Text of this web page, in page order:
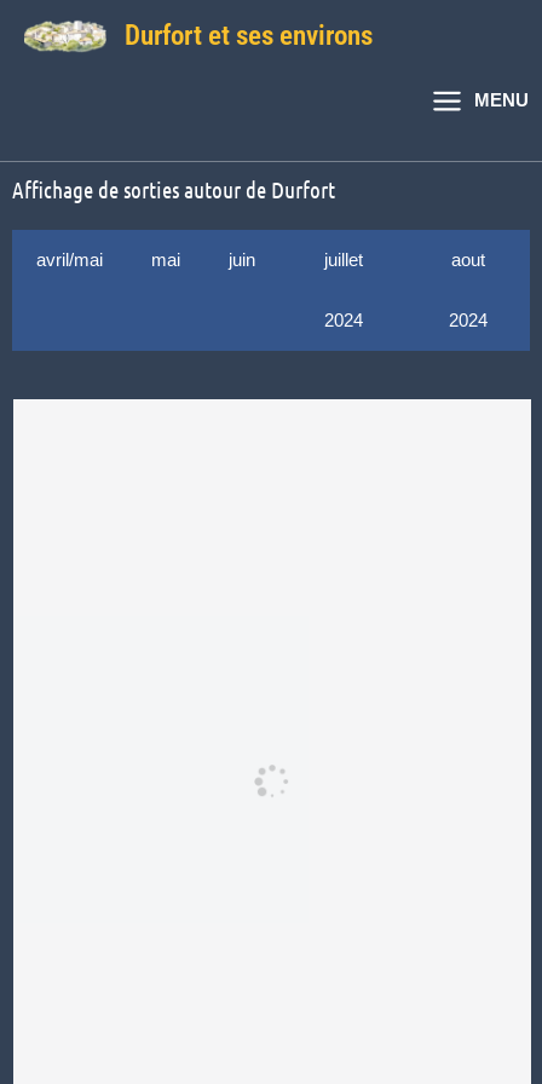
Durfort et ses environs
MENU
Affichage de sorties autour de Durfort
avril/mai mai juin juillet
2024
aout
2024